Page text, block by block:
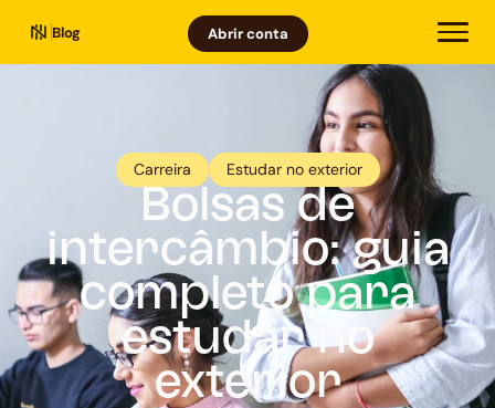
Blog Abrir conta
Carreira Estudar no exterior
Bolsas de
intercâmbio: guia
completo para
estudar no
exterior